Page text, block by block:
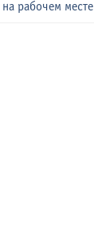
рабочем месте